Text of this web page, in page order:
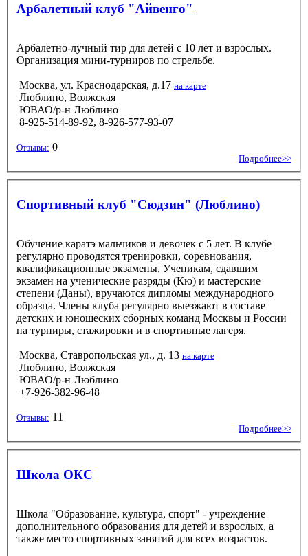
Арбалетный клуб "Айвенго"
Арбалетно-лучный тир для детей с 10 лет и взрослых.
Организация мини-турниров по стрельбе.
Москва, ул. Краснодарская, д.17 на карте
Люблино, Волжская
ЮВАО/р-н Люблино
8-925-514-89-92, 8-926-577-93-07
Отзывы: 0
Подробнее>>
Спортивный клуб "Сюдзин" (Люблино)
Обучение каратэ мальчиков и девочек с 5 лет. В клубе
регулярно проводятся тренировки, соревнования,
квалификационные экзамены. Ученикам, сдавшим
экзамен на ученические разряды (Кю) и мастерские
степени (Даны), вручаются дипломы международного
образца. Члены клуба регулярно выезжают в составе
детских и юношеских сборных команд Москвы и России
на турниры, стажировки и в спортивные лагеря.
Москва, Ставропольская ул., д. 13 на карте
Люблино, Волжская
ЮВАО/р-н Люблино
+7-926-382-96-48
Отзывы: 11
Подробнее>>
Школа ОКС
Школа "Образование, культура, спорт" - учреждение
дополнительного образования для детей и взрослых, а
также место спортивных занятий для всех возрастов.